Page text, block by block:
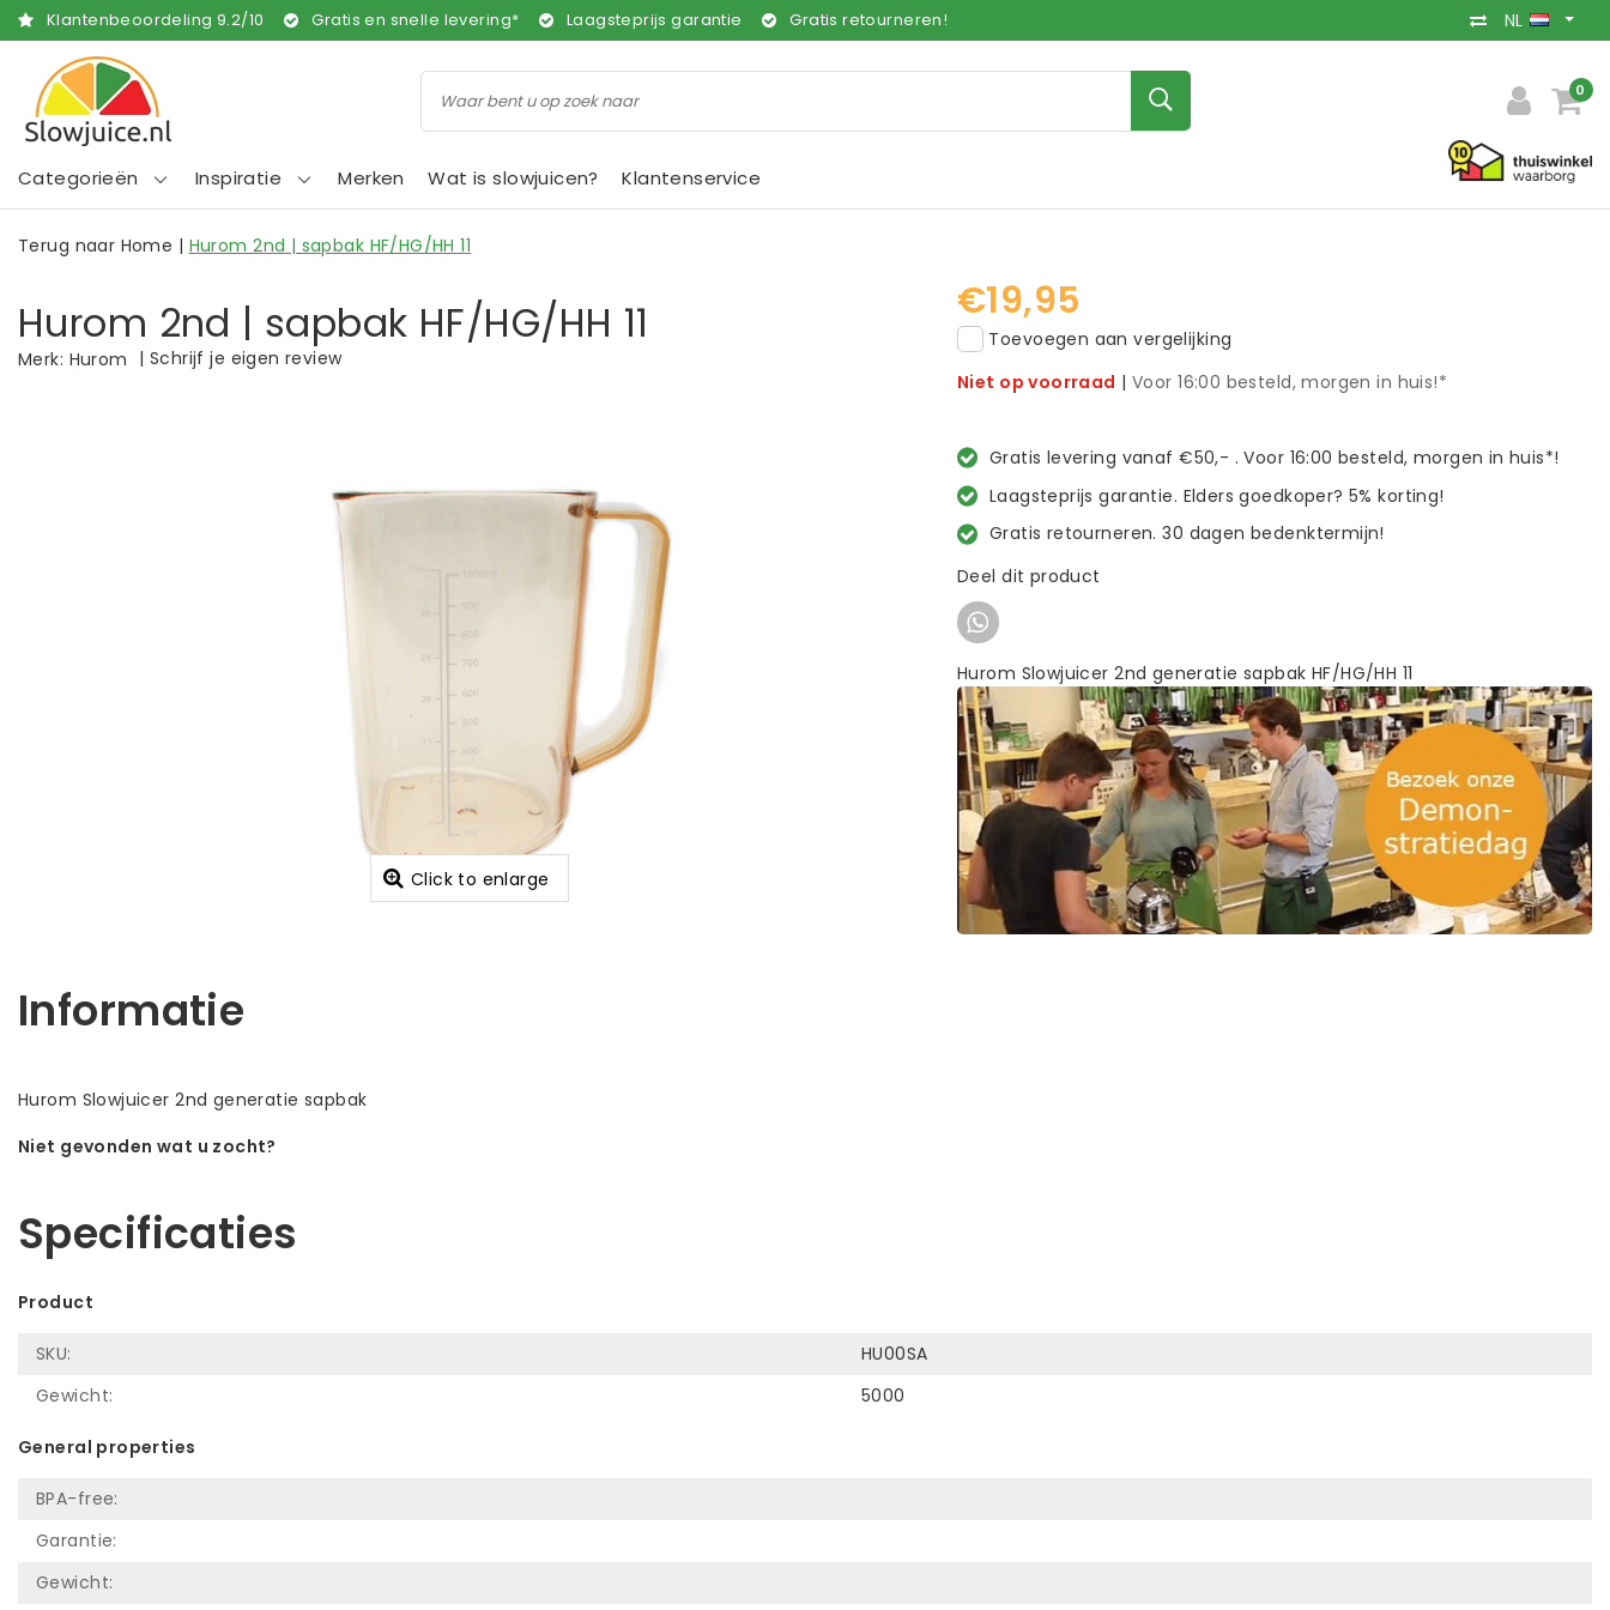
Klantenbeoordeling 9.2/10 Gratis en snelle levering* Laagsteprijs garantie Gratis retourneren! NL
0
Categorieën Inspiratie Merken Wat is slowjuicen? Klantenservice
Terug naar Home | Hurom 2nd | sapbak HF/HG/HH 11
Hurom 2nd | sapbak HF/HG/HH 11
Merk: Hurom | Schrijf je eigen review
Click to enlarge
€19,95
Toevoegen aan vergelijking
Niet op voorraad | Voor 16:00 besteld, morgen in huis!*
Gratis levering vanaf €50,- . Voor 16:00 besteld, morgen in huis*!
Laagsteprijs garantie. Elders goedkoper? 5% korting!
Gratis retourneren. 30 dagen bedenktermijn!
Deel dit product
Hurom Slowjuicer 2nd generatie sapbak HF/HG/HH 11
Informatie
Hurom Slowjuicer 2nd generatie sapbak
Niet gevonden wat u zocht?
Specificaties
Product
SKU:
HU00SA
Gewicht:
5000
General properties
BPA-free:
Garantie:
Gewicht: